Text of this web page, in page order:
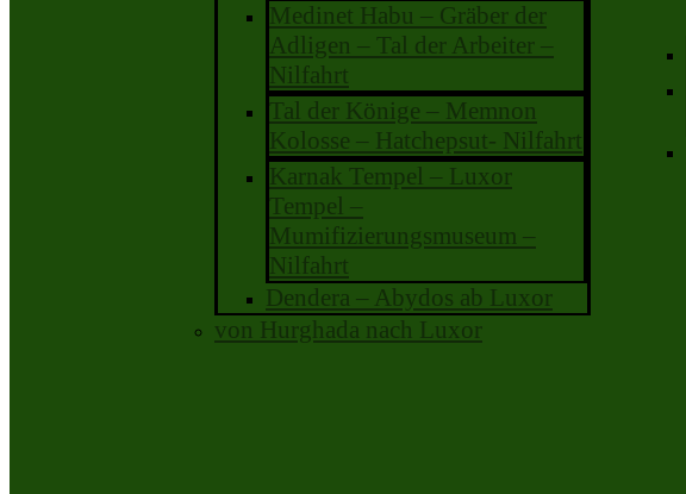
Medinet Habu – Gräber der
Adligen – Tal der Arbeiter –
Nilfahrt
Tal der Könige – Memnon
Kolosse – Hatchepsut- Nilfahrt
Karnak Tempel – Luxor
Tempel –
Mumifizierungsmuseum –
Nilfahrt
Dendera – Abydos ab Luxor
von Hurghada nach Luxor